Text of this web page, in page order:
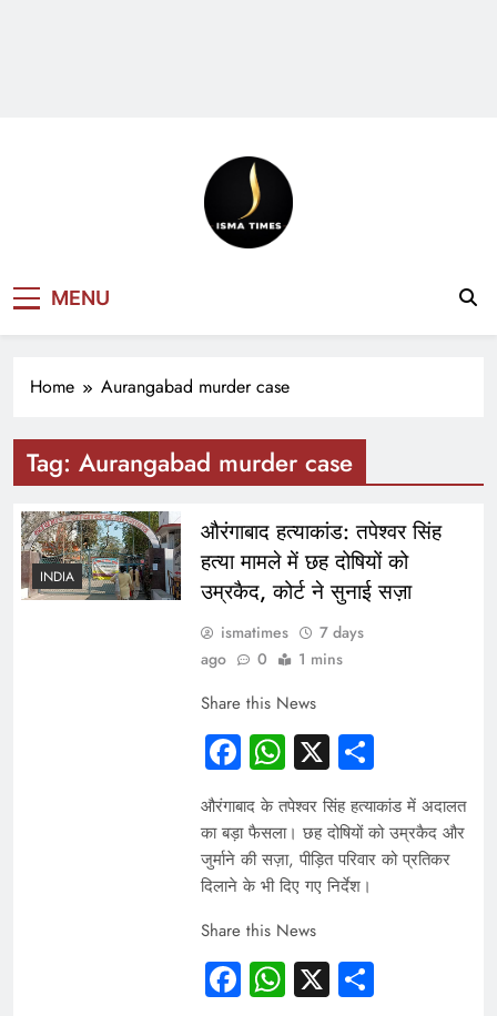
NEWS
MENU
Home Aurangabad murder case
Tag: Aurangabad murder case
INDIA
औरंगाबाद हत्याकांड: तपेश्वर सिंह
हत्या मामले में छह दोषियों को
उम्रकैद, कोर्ट ने सुनाई सज़ा
ismatimes
7 days
ago
0 1 mins
Share this News
Facebook
WhatsApp
X Share
औरंगाबाद के तपेश्वर सिंह हत्याकांड में अदालत
का बड़ा फैसला। छह दोषियों को उम्रकैद और
जुर्माने की सज़ा, पीड़ित परिवार को प्रतिकर
दिलाने के भी दिए गए निर्देश।
Share this News
Facebook
WhatsApp
X Share